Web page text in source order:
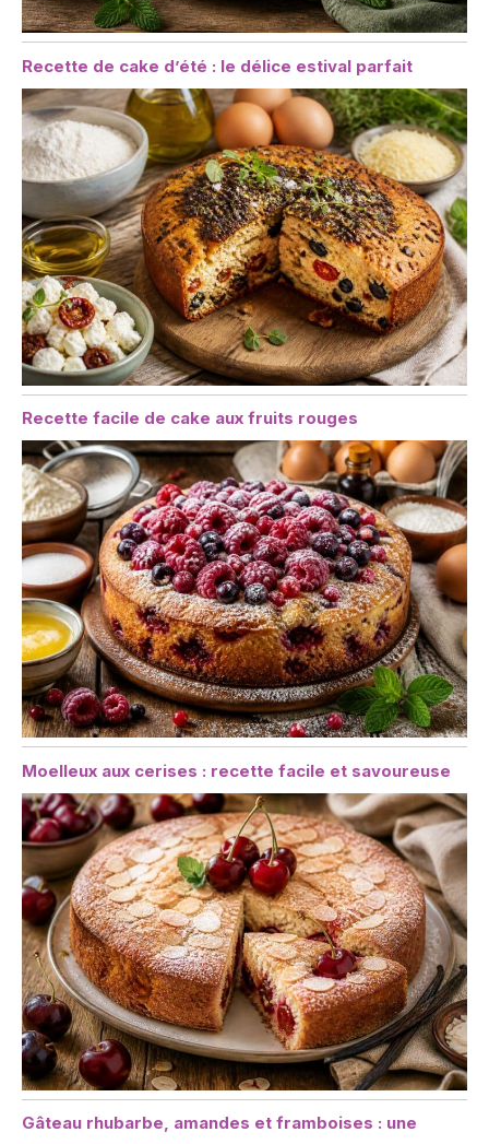
Recette de cake d’été : le délice estival parfait
Recette facile de cake aux fruits rouges
Moelleux aux cerises : recette facile et savoureuse
Gâteau rhubarbe, amandes et framboises : une